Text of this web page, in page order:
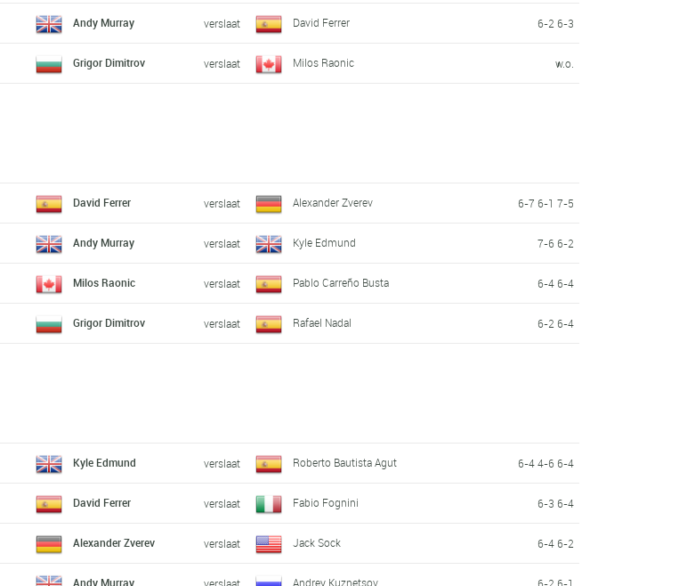
Andy Murray verslaat David Ferrer 6-2 6-3
Grigor Dimitrov verslaat Milos Raonic w.o.
David Ferrer verslaat Alexander Zverev 6-7 6-1 7-5
Andy Murray verslaat Kyle Edmund 7-6 6-2
Milos Raonic verslaat Pablo Carreño Busta 6-4 6-4
Grigor Dimitrov verslaat Rafael Nadal 6-2 6-4
Kyle Edmund verslaat Roberto Bautista Agut 6-4 4-6 6-4
David Ferrer verslaat Fabio Fognini 6-3 6-4
Alexander Zverev verslaat Jack Sock 6-4 6-2
Andy Murray Andrey Kuznetsov